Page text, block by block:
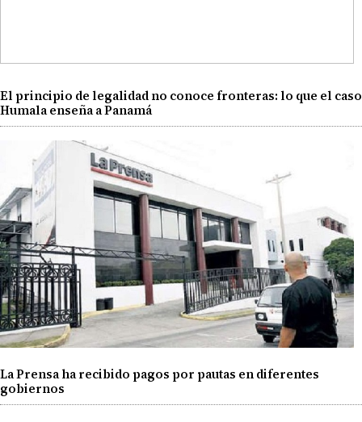
El principio de legalidad no conoce fronteras: lo que el caso
Humala enseña a Panamá
La Prensa ha recibido pagos por pautas en diferentes
gobiernos